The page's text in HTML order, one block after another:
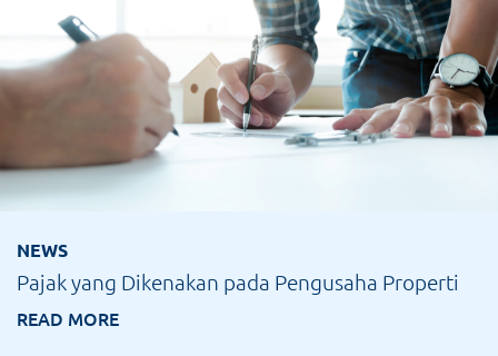
NEWS
Pajak yang Dikenakan pada Pengusaha Properti
READ MORE